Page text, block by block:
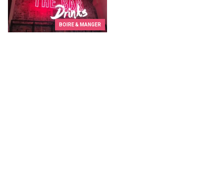
BOIRE & MANGER